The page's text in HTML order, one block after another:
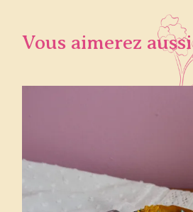
Vous aimerez aussi